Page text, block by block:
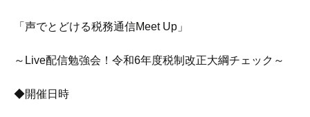
「声でとどける税務通信Meet Up」
～Live配信勉強会！令和6年度税制改正大綱チェック～
◆開催日時